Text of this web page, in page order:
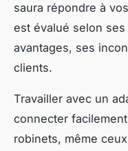
saura répondre à
est évalué selon
avantages, ses
clients.
Travailler avec un
connecter
robinets, même